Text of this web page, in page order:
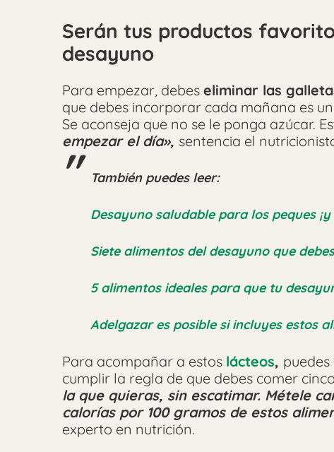
Serán tus productos
desayuno
Para empezar, debes eliminar las
que debes incorporar cada mañana es
Se aconseja que no se le ponga azúcar.
empezar el día», sentencia el
También puedes leer:
Desayuno saludable para los peques
Siete alimentos del desayuno que
5 alimentos ideales para que tu
Adelgazar es posible si incluyes estos
Para acompañar a estos lácteos,
cumplir la regla de que debes comer
la que quieras, sin escatimar. Métele
calorías por 100 gramos de estos
experto en nutrición.